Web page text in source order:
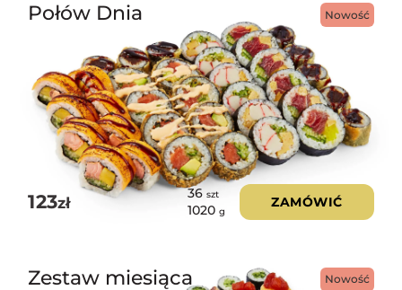
Nowość
Połów Dnia
123zł
36 szt
1020 g
ZAMÓWIĆ
Nowość
Zestaw miesiąca